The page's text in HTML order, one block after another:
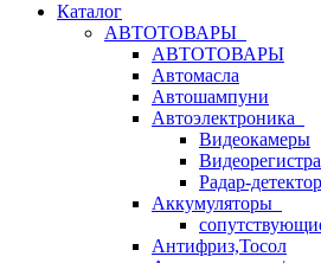
Каталог
АВТОТОВАРЫ
АВТОТОВАРЫ
Автомасла
Автошампуни
Автоэлектроника
Видеокамеры
Радар-
Аккумуляторы
Антифриз,Тосол